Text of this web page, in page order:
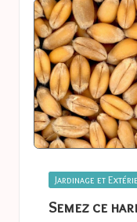
Posted
Jardinage et
Semez ce